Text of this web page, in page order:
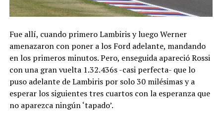
Fue allí, cuando primero Lambiris y luego Werner
amenazaron con poner a los Ford adelante, mandando
en los primeros minutos. Pero, enseguida apareció Rossi
con una gran vuelta 1.32.436s -casi perfecta- que lo
puso adelante de Lambiris por solo 30 milésimas y a
esperar los siguientes tres cuartos con la esperanza que
no aparezca ningún ‘tapado’.